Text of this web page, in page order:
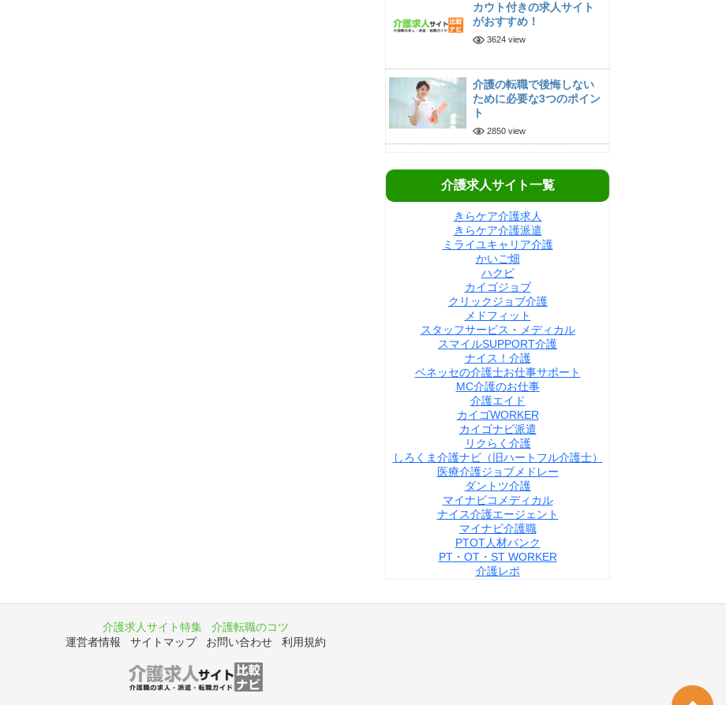
カウト付きの求人サイト
がおすすめ！
3624 view
介護の転職で後悔しない
ために必要な3つのポイン
ト
2850 view
介護求人サイト一覧
きらケア介護求人
きらケア介護派遣
ミライユキャリア介護
かいご畑
ハクビ
カイゴジョブ
クリックジョブ介護
メドフィット
スタッフサービス・メディカル
スマイルSUPPORT介護
ナイス！介護
ベネッセの介護士お仕事サポート
MC介護のお仕事
介護エイド
カイゴWORKER
カイゴナビ派遣
リクらく介護
しろくま介護ナビ（旧ハートフル介護士）
医療介護ジョブメドレー
ダントツ介護
マイナビコメディカル
ナイス介護エージェント
マイナビ介護職
PTOT人材バンク
PT・OT・ST WORKER
介護レポ
介護求人サイト特集
介護転職のコツ
運営者情報
サイトマップ お問い合わせ 利用規約